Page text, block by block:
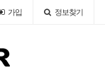
가입 정보찾기